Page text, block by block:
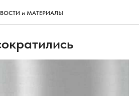
и МАТЕРИАЛЫ